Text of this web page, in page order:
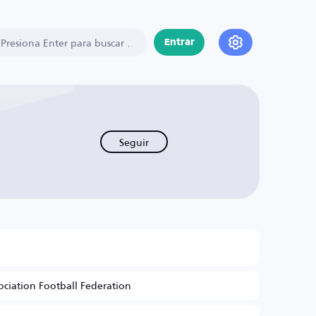
Entrar
Seguir
Football Federation